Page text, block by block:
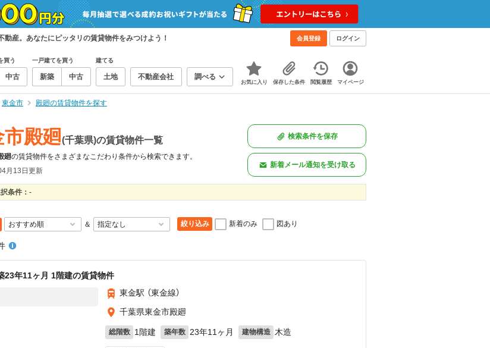
産。あなたにピッタリの賃貸物件をみつけよう！ 会員登録 ログイン
買う
中古
一戸建てを買う
新築 中古
建てる
土地 不動産会社 調べる
お気に入り 保存した条件 閲覧履歴 マイページ
東金市 殿廻の賃貸物件を探す
市殿廻(千葉県)の賃貸物件一覧
廻の賃貸物件をさまざまなこだわり条件から検索できます。
月13日更新
検索条件を保存
新着メール通知を受け取る
条件： -
＆ 絞り込み 新着のみ 図あり
23年11ヶ月 1階建の賃貸物件
東金駅 （東金線）
千葉県東金市殿廻
総階数 1階建 築年数 23年11ヶ月 建物構造 木造